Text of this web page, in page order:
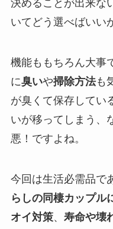
決めることが出来な
いてどう選べばいい
機能ももちろん大事
に臭いや掃除方法も
が臭くて保存してい
いが移ってしまう、
悪！ですよね。
今回は生活必需品で
らしの同棲カップル
オイ対策、 寿命や壊